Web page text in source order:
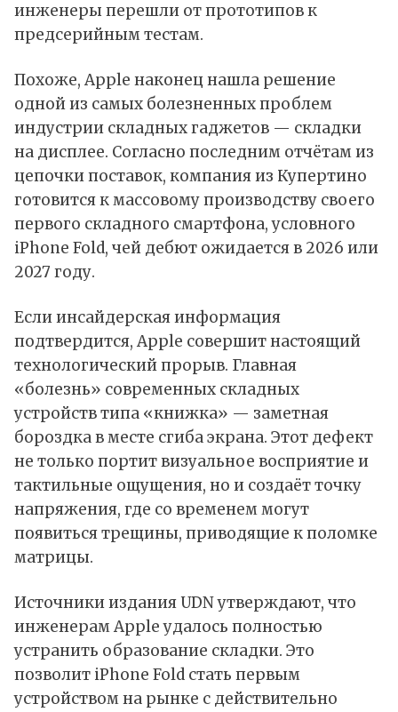
инженеры перешли от прототипов к
предсерийным тестам.
Похоже, Apple наконец нашла решение
одной из самых болезненных проблем
индустрии складных гаджетов — складки
на дисплее. Согласно последним отчётам из
цепочки поставок, компания из Купертино
готовится к массовому производству своего
первого складного смартфона, условного
iPhone Fold, чей дебют ожидается в 2026 или
2027 году.​
Если инсайдерская информация
подтвердится, Apple совершит настоящий
технологический прорыв. Главная
«болезнь» современных складных
устройств типа «книжка» — заметная
бороздка в месте сгиба экрана. Этот дефект
не только портит визуальное восприятие и
тактильные ощущения, но и создаёт точку
напряжения, где со временем могут
появиться трещины, приводящие к поломке
матрицы.​
Источники издания UDNутверждают, что
инженерам Apple удалось полностью
устранить образование складки. Это
позволит iPhone Fold стать первым
устройством на рынке с действительно